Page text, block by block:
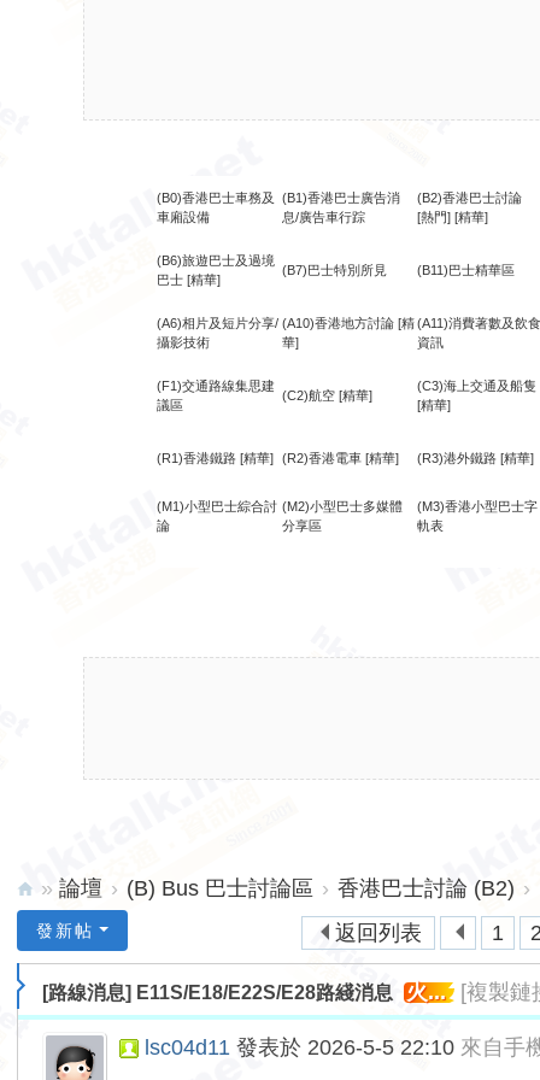
(B0)香港巴士車務及
車廂設備
(B1)香港巴士廣告消
息/廣告車行踪
(B2)香港巴士討論
[熱門] [精華]
(B6)旅遊巴士及過境
巴士 [精華]
(B7)巴士特別所見 (B11)巴士精華區
(A6)相片及短片分享/
攝影技術
(A10)香港地方討論 [精
華]
(A11)消費著數及飲食
資訊
(F1)交通路線集思建
議區
(C2)航空 [精華]
(C3)海上交通及船隻
[精華]
(R1)香港鐵路 [精華] (R2)香港電車 [精華] (R3)港外鐵路 [精華]
(M1)小型巴士綜合討
論
(M2)小型巴士多媒體
分享區
(M3)香港小型巴士字
軌表
lk.
» 論壇 › (B) Bus 巴士討論區 › 香港巴士討論 (B2) ›
1
返回列表
發新帖
[路線消息] E11S/E18/E22S/E28路綫消息 火... [複製鏈
lsc04d11 發表於 2026-5-5 22:10 來自手